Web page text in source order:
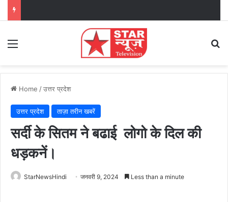
Menu
Home /उत्तर प्रदेश
उत्तर प्रदेश ताज़ा तरीन खबरें
सर्दी के सितम ने बढाई लोगो के दिल की
धड़कनें।
StarNewsHindi जनवरी 9, 2024 Less than a minute